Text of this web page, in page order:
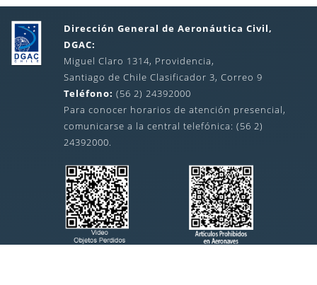
Dirección General de Aeronáutica Civil,
DGAC:
Miguel Claro 1314, Providencia,
Santiago de Chile Clasificador 3, Correo 9
Teléfono: (56 2) 24392000
Para conocer horarios de atención presencial,
comunicarse a la central telefónica: (56 2)
24392000.